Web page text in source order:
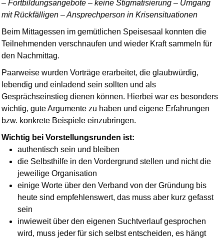
– Fortbildungsangebote – keine Stigmatisierung – Umgang
mit Rückfälligen – Ansprechperson in Krisensituationen
Beim Mittagessen im gemütlichen Speisesaal konnten die
Teil­nehmenden verschnaufen und wieder Kraft sammeln für
den Nachmittag.
Paarweise wurden Vorträge erarbeitet, die glaubwürdig,
lebendig und einladend sein sollten und als
Gesprächseinstieg dienen können. Hierbei war es besonders
wichtig, gute Argumente zu haben und eigene Erfahrungen
bzw. konkrete Beispiele einzubringen.
Wichtig bei Vorstellungs­runden ist:
authentisch sein und bleiben
die Selbsthilfe in den Vordergrund stellen und nicht die
jeweilige Organisation
einige Worte über den Verband von der Gründung bis
heute sind empfehlenswert, das muss aber kurz gefasst
sein
inwieweit über den eigenen Suchtverlauf gesprochen
wird, muss jeder für sich selbst entscheiden, es hängt